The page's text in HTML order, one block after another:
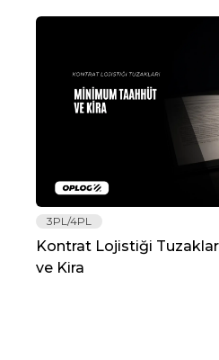
3PL/4PL
Kontrat Lojistiği
ve Kira